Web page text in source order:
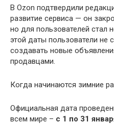
В Ozon подтвердили
развитие сервиса — он
но для пользователей стал
этой даты пользователи не
создавать новые
продавцами.
Когда начинаются зимние
Официальная дата
всем мире – с 1 по 31